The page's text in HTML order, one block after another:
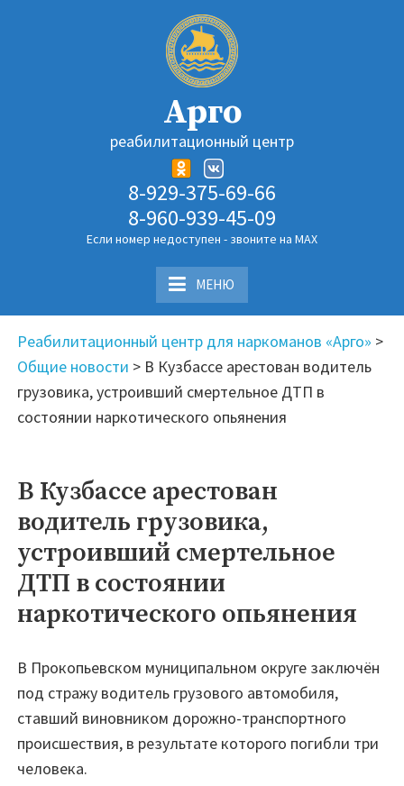
Арго
реабилитационный центр
8-929-375-69-66
8-960-939-45-09
Если номер недоступен - звоните на MAX
МЕНЮ
Реабилитационный центр для наркоманов «Арго» >
Общие новости > В Кузбассе арестован водитель
грузовика, устроивший смертельное ДТП в
состоянии наркотического опьянения
В Кузбассе арестован
водитель грузовика,
устроивший смертельное
ДТП в состоянии
наркотического опьянения
В Прокопьевском муниципальном округе заключён
под стражу водитель грузового автомобиля,
ставший виновником дорожно-транспортного
происшествия, в результате которого погибли три
человека.